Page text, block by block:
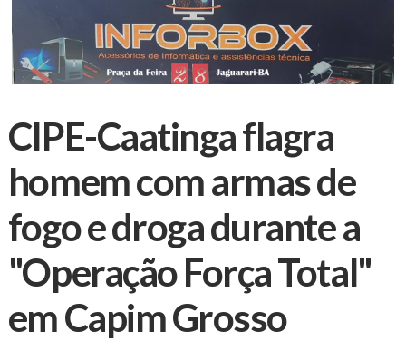
CIPE-Caatinga flagra
homem com armas de
fogo e droga durante a
"Operação Força Total"
em Capim Grosso